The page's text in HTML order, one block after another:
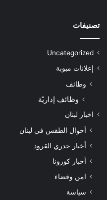
تصنيفات
Uncategorized
إعلانات مبوبة
وظائف
وظائف إداريّة
اخبار لبنان
أحوال الطقس في لبنان
أخبار جدري القرود
أخبار كورونا
امن وقضاء
سياسة